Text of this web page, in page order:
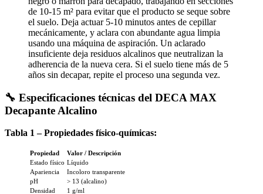
de 10-15 m² para evitar que el producto se seque sobre
el suelo. Deja actuar 5-10 minutos antes de cepillar
mecánicamente, y aclara con abundante agua limpia
usando una máquina de aspiración. Un aclarado
insuficiente deja residuos alcalinos que neutralizan la
adherencia de la nueva cera. Si el suelo tiene más de 5
años sin decapar, repite el proceso una segunda vez.
🔧 Especificaciones técnicas del DECA MAX
Decapante Alcalino
Tabla 1 – Propiedades físico-químicas:
Propiedad
Valor / Descripción
Estado físico Líquido
Apariencia
Incoloro transparente
pH
> 13 (alcalino)
Densidad
1 g/ml